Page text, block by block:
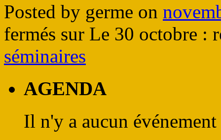
Posted by germe on
fermés sur Le 30 octobre :
séminaires
AGENDA
Il n'y a aucun